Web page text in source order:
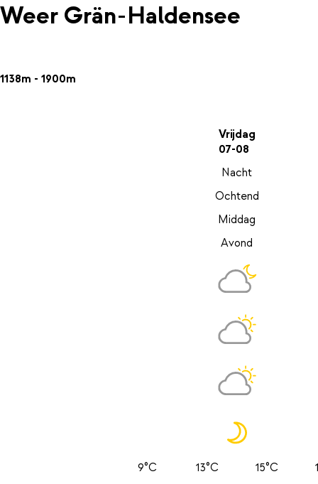
Weer Grän-Haldensee
1138m - 1900m
Vrijdag
07-08
Nacht
Ochtend
Middag
Avond
9°C 13°C 15°C